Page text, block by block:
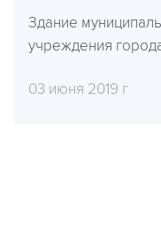
Здание
учреждения
03 июня 2019 г